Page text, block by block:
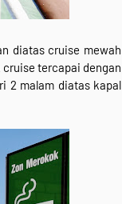
diatas cruise mewah
tercapai dengan
2 malam diatas kapal